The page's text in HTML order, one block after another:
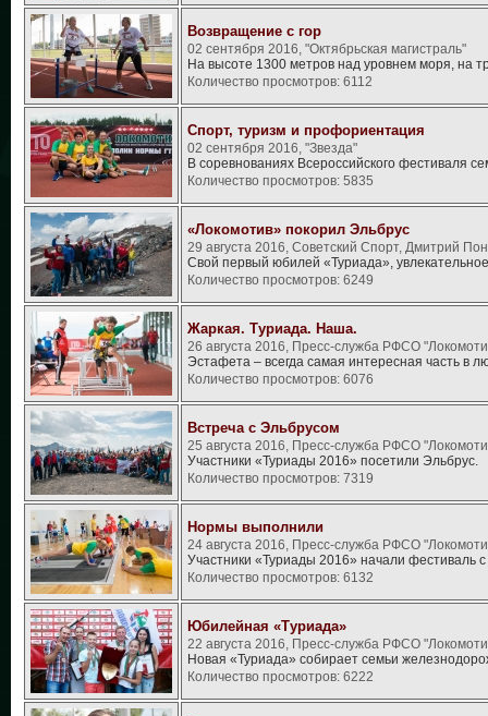
Возвращение с гор
02 сентября 2016, "Октябрьская магистраль"
На высоте 1300 метров над уровнем моря, на
Количество просмотров: 6112
Спорт, туризм и профориентация
02 сентября 2016, "Звезда"
В соревнованиях Всероссийского фестиваля
Количество просмотров: 5835
«Локомотив» покорил Эльбрус
29 августа 2016, Советский Спорт, Дмитрий
Свой первый юбилей «Туриада»,
Количество просмотров: 6249
Жаркая. Туриада. Наша.
26 августа 2016, Пресс-служба РФСО
Эстафета – всегда самая интересная часть в
Количество просмотров: 6076
Встреча с Эльбрусом
25 августа 2016, Пресс-служба РФСО
Участники «Туриады 2016» посетили Эльбрус.
Количество просмотров: 7319
Нормы выполнили
24 августа 2016, Пресс-служба РФСО
Участники «Туриады 2016» начали фестиваль
Количество просмотров: 6132
Юбилейная «Туриада»
22 августа 2016, Пресс-служба РФСО
Новая «Туриада» собирает семьи
Количество просмотров: 6222